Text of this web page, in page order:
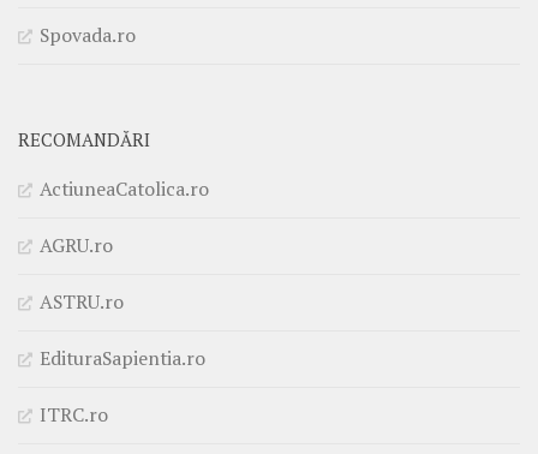
Spovada.ro
RECOMANDĂRI
ActiuneaCatolica.ro
AGRU.ro
ASTRU.ro
EdituraSapientia.ro
ITRC.ro